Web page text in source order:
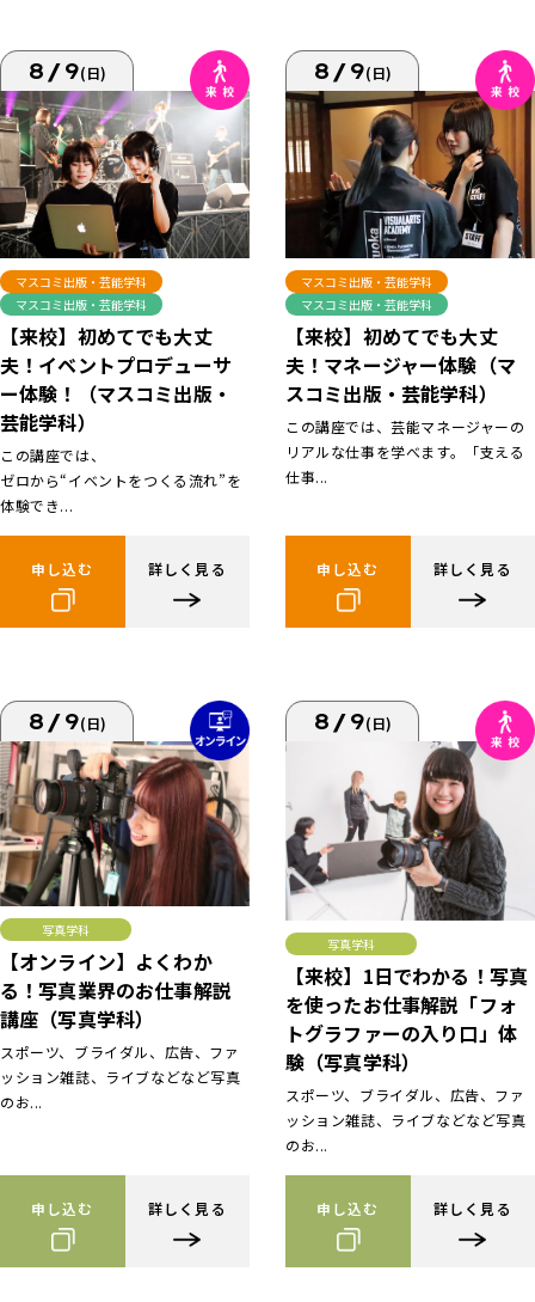
8/9(日)
マスコミ出版・芸能学科
マスコミ出版・芸能学科
【来校】初めてでも大丈
夫！イベントプロデューサ
ー体験！（マスコミ出版・
芸能学科）
この講座では、
ゼロから“イベントをつくる流れ”を
体験でき...
申し込む 詳しく見る
8/9(日)
マスコミ出版・芸能学科
マスコミ出版・芸能学科
【来校】初めてでも大丈
夫！マネージャー体験（マ
スコミ出版・芸能学科）
この講座では、芸能マネージャーの
リアルな仕事を学べます。「支える
仕事...
申し込む 詳しく見る
8/9(日)
写真学科
【オンライン】よくわか
る！写真業界のお仕事解説
講座（写真学科）
スポーツ、ブライダル、広告、ファ
ッション雑誌、ライブなどなど写真
のお...
申し込む 詳しく見る
8/9(日)
写真学科
【来校】1日でわかる！写真
を使ったお仕事解説「フォ
トグラファーの入り口」体
験（写真学科）
スポーツ、ブライダル、広告、ファ
ッション雑誌、ライブなどなど写真
のお...
申し込む 詳しく見る